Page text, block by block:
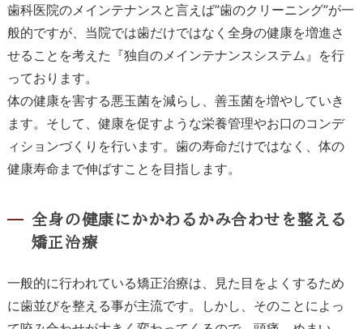
歯科医院のメインテナンスと言えば”歯のクリーニング”が一
般的ですが、当院では歯だけではなく全身の健康を増進さ
せることを考えた『独自のメインテナンスシステム』を行
っております。
体の健康を害する悪玉菌を減らし、善玉菌を増やしていき
ます。そして、健康を促すような栄養管理やお口のコンデ
ィションづくりを行います。歯の寿命だけではなく、体の
健康寿命まで伸ばすことを目指します。
全身の健康にかかわるかみ合わせを整える
矯正治療
一般的に行われている矯正治療は、見た目をよくするため
に歯並びを整える事が主流です。しかし、そのことによっ